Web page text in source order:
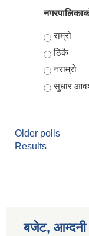
Choices
राम्रो
ठिकै
नराम्रो
सुधार
Older polls
Results
बजेट, आम्दनी